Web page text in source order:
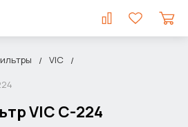
VIC
VIC C-224